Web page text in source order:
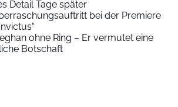
Detail Tage später
bei der Premiere
ohne Ring – Er vermutet eine
Botschaft